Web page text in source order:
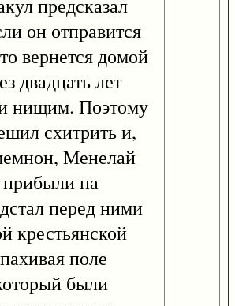
предсказал
он отправится
вернется домой
двадцать лет
нищим. Поэтому
схитрить и,
Менелай
на
перед ними
крестьянской
поле
были